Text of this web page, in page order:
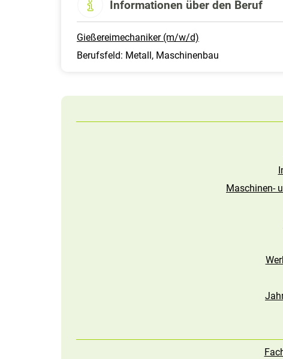
Informationen über den Beruf
Gießereimechaniker (m/w/d)
Berufsfeld: Metall, Maschinenbau
Maschinen-